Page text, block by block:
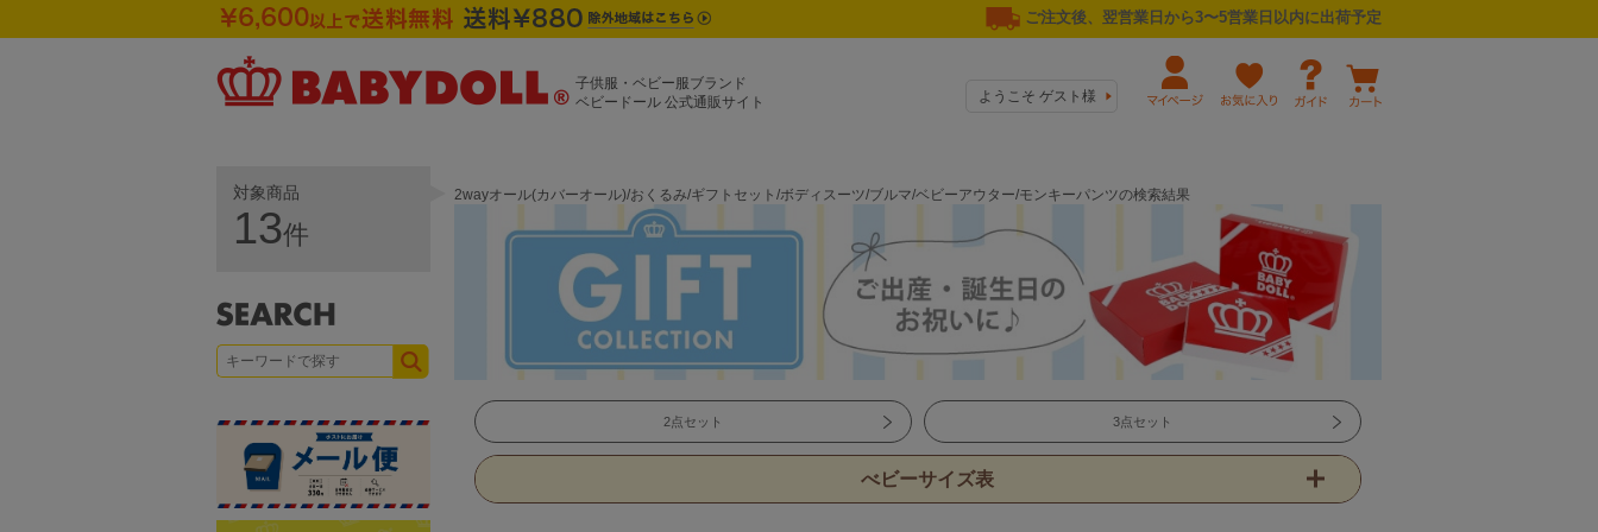
ご注文後、翌営業日から3〜5営業日以内に出荷予定
子供服・ベビー服ブランド
ベビードール 公式通販サイト
ようこそ ゲスト様
2wayオール(カバーオール)/おくるみ/ギフトセット/ボディスーツ/ブルマ/ベビーアウター/モンキーパンツの検索結果
2点セット 3点セット
べビーサイズ表
対象商品
13件